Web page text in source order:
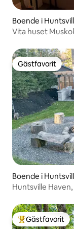
Boende i
Vita huset
Gästfavorit
Gästfavorit
Boende i
Huntsville
Populär
Gästfavorit